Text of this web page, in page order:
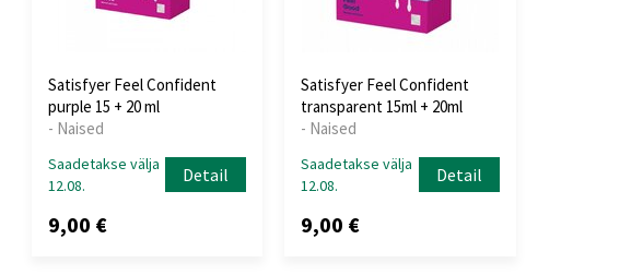
Satisfyer Feel Confident
purple 15 + 20 ml
- Naised
Saadetakse välja
12.08.
Detail
9,00 €
Satisfyer Feel Confident
transparent 15ml + 20ml
- Naised
Saadetakse välja
12.08.
Detail
9,00 €